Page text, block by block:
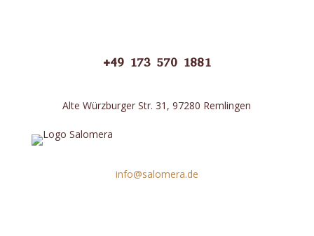
+49 173 570 1881
Alte Würzburger Str. 31, 97280 Remlingen
info@salomera.de